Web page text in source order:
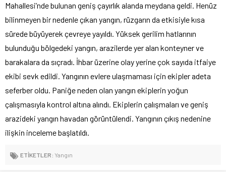
Mahallesi’nde bulunan geniş çayırlık alanda meydana geldi. Henüz
bilinmeyen bir nedenle çıkan yangın, rüzgarın da etkisiyle kısa
sürede büyüyerek çevreye yayıldı. Yüksek gerilim hatlarının
bulunduğu bölgedeki yangın, arazilerde yer alan konteyner ve
barakalara da sıçradı. İhbar üzerine olay yerine çok sayıda itfaiye
ekibi sevk edildi. Yangının evlere ulaşmaması için ekipler adeta
seferber oldu. Paniğe neden olan yangın ekiplerin yoğun
çalışmasıyla kontrol altına alındı. Ekiplerin çalışmaları ve geniş
arazideki yangın havadan görüntülendi. Yangının çıkış nedenine
ilişkin inceleme başlatıldı.
ETİKETLER: Yangın